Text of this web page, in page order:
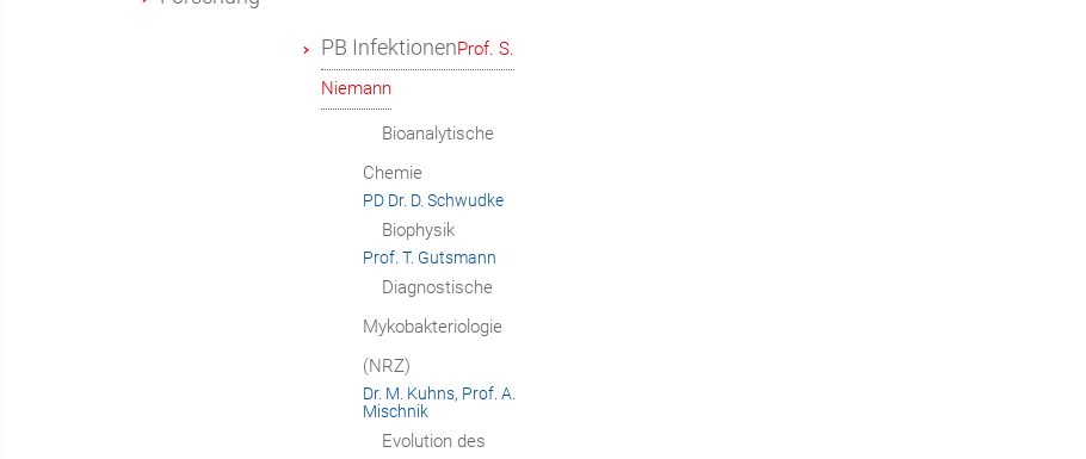
PB InfektionenProf. S.
Niemann
Bioanalytische
Chemie
PD Dr. D. Schwudke
Biophysik
Prof. T. Gutsmann
Diagnostische
Mykobakteriologie
(NRZ)
Dr. M. Kuhns, Prof. A.
Mischnik
Evolution des